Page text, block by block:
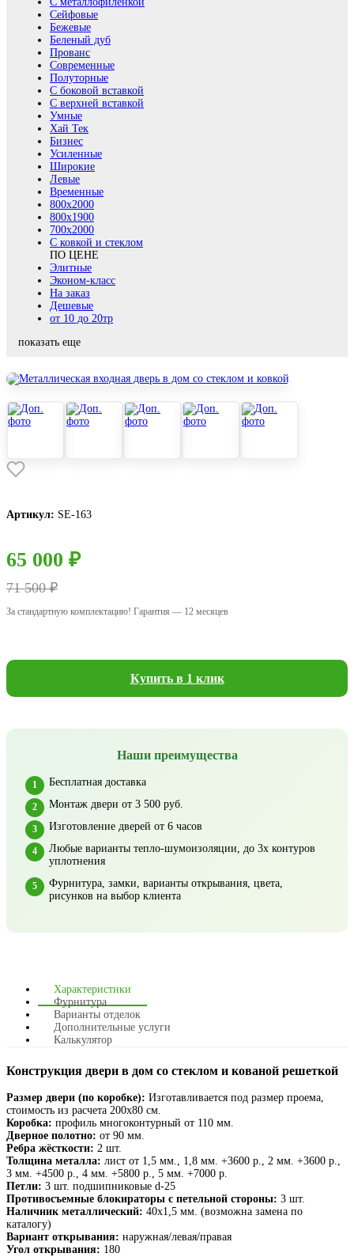
Сейфовые
Бежевые
Беленый дуб
Прованс
Современные
Полуторные
С боковой вставкой
С верхней вставкой
Умные
Хай Тек
Бизнес
Усиленные
Широкие
Левые
Временные
800х2000
800x1900
700x2000
С ковкой и стеклом
ПО ЦЕНЕ
Элитные
Эконом-класс
На заказ
Дешевые
от 10 до 20тр
показать еще
Артикул: SE-163
65 000 ₽
71 500 ₽
За стандартную комплектацию! Гарантия — 12 месяцев
Купить в 1 клик
Наши преимущества
Бесплатная доставка
Монтаж двери от 3 500 руб.
Изготовление дверей от 6 часов
Любые варианты тепло-шумоизоляции, до 3х контуров
уплотнения
Фурнитура, замки, варианты открывания, цвета,
рисунков на выбор клиента
Характеристики
Фурнитура
Варианты отделок
Дополнительные услуги
Калькулятор
Конструкция двери в дом со стеклом и кованой решеткой
Размер двери (по коробке): Изготавливается под размер проема,
стоимость из расчета 200х80 см.
Коробка: профиль многоконтурный от 110 мм.
Дверное полотно: от 90 мм.
Ребра жёсткости: 2 шт.
Толщина металла: лист от 1,5 мм., 1,8 мм. +3600 р., 2 мм. +3600 р.,
3 мм. +4500 р., 4 мм. +5800 р., 5 мм. +7000 р.
Петли: 3 шт. подшипниковые d-25
Противосъемные блокираторы с петельной стороны: 3 шт.
Наличник металлический: 40х1,5 мм. (возможна замена по
каталогу)
Вариант открывания: наружная/левая/правая
Угол открывания: 180